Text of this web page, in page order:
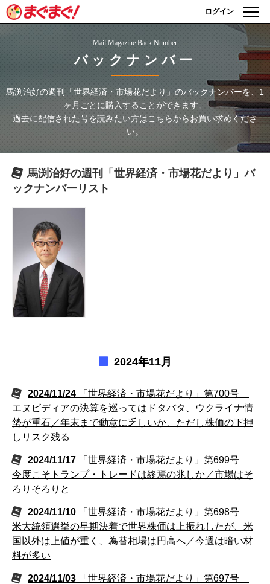
ログイン
Mail Magazine Back Number
バックナンバー
馬渕治好の週刊「世界経済・市場花だより」 のバックナンバーを、1
ヶ月ごとに購入することができます。
過去に配信された号を読みたい方はこちらからお買い求めくださ
い。
馬渕治好の週刊「世界経済・市場花だより」バ
ックナンバーリスト
2024年11月
2024/11/24
「世界経済・市場花だより」第700号
エヌビディアの決算を巡ってはドタバタ、ウクライナ情
勢が重石／年末まで動意に乏しいか、ただし株価の下押
しリスク残る
2024/11/17
「世界経済・市場花だより」第699号
今度こそトランプ・トレードは終焉の兆しか／市場はそ
ろりそろりと
2024/11/10
「世界経済・市場花だより」第698号
米大統領選挙の早期決着で世界株価は上振れしたが、米
国以外は上値が重く、為替相場は円高へ／今週は暗い材
料が多い
2024/11/03
「世界経済・市場花だより」第697号